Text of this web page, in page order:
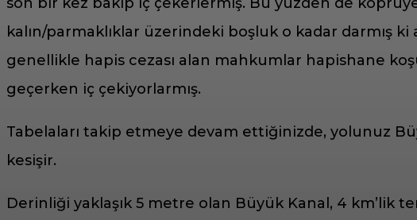
kalın/parmaklıklar üzerindeki boşluk o kadar darmış
genellikle hapis cezası alan mahkumlar hapishane
geçerken iç çekiyorlarmış.
Tabelaları takip etmeye devam ettiğinizde, yolunuz
kesişir.
Derinliği yaklaşık 5 metre olan Büyük Kanal, 4 km’lik